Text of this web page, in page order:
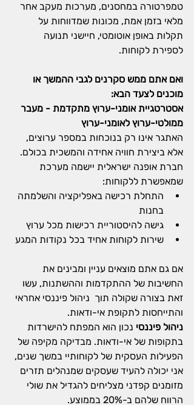
טמפרטורה במחסנים, מערכות מעקב אחר
מלאי בזמן אמת, מכונות שמדווחות על
תקלות באופן אוטומטי, חיישני תנועה
לספירת לקוחות.
ואם אתם ממש סקרנים לגבי ההמשך או
מוכנים לצעד הבא:
אסטרטגיית אומני-ערוץ מתקדמת - מעבר
ממולטי-ערוץ לאומני-ערוץ
האתגר אינו רק בנוכחות במספר ערוצים,
אלא ביצירת חוויה אחידה והמשכית בכולם.
חברת אופנה ישראלית יישמה מערכת
שמאפשרת ללקוחות:
התחלת רכישה באפליקציה והשלמתה
בחנות
גישה להיסטוריית רכישות מכל ערוץ
שירות לקוחות אחיד בכל נקודות המגע
אם גם אתם מוצאים עניין ומבינים את
החשיבות של ההתקדמות וההשתנות, עשו
זאת בצורה שקולה תוך  ניהול פיננסי אחראי
והתייחסות לתקופת אי-ודאות.
ניהול פיננסי נכון הוא המפתח להישרדות
בתקופות של אי-ודאות. מבדיקה מקיפה של
הפעילות העסקית של לקוחותיי במשך שנים,
אני יכולה להעיד שעסקים שמנהלים תזרים
מזומנים קפדני מצליחים להגדיל את שולי
הרווח שלהם ב-20% בממוצע.